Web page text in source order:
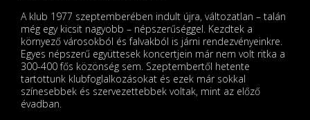
A klub 1977 szeptemberében indult újra, változatlan – talán
még egy kicsit nagyobb – népszerűséggel. Kezdtek a
környező városokból és falvakból is járni rendezvényeinkre.
Egyes népszerű együttesek koncertjein már nem volt ritka a
300-400 fős közönség sem. Szeptembertől hetente
tartottunk klubfoglalkozásokat és ezek már sokkal
színesebbek és szervezettebbek voltak, mint az előző
évadban.